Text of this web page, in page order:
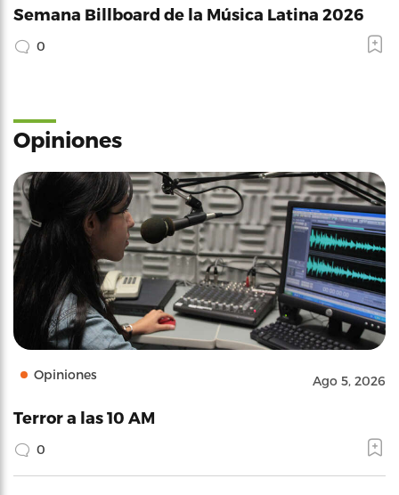
Semana Billboard de la Música Latina 2026
0
Opiniones
Opiniones Ago 5, 2026
Terror a las 10 AM
0